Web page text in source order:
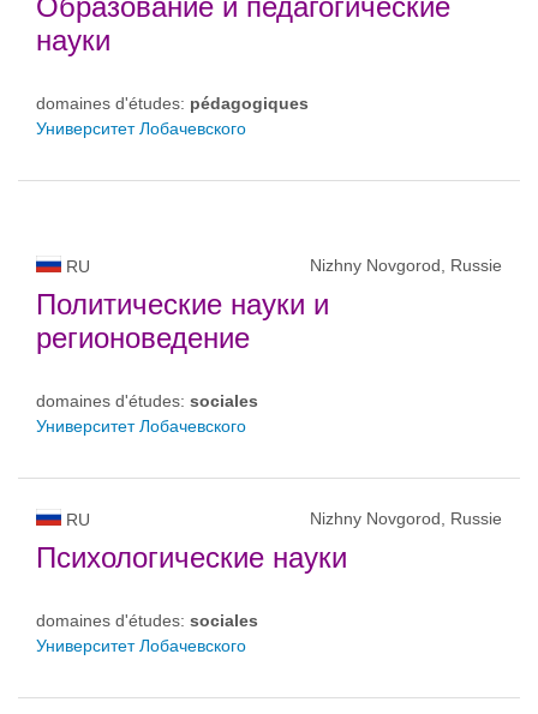
Образование и педагогические
науки
domaines d'études: pédagogiques
Университет Лобачевского
RU Nizhny Novgorod, Russie
Политические науки и
регионоведение
domaines d'études: sociales
Университет Лобачевского
RU Nizhny Novgorod, Russie
Психологические науки
domaines d'études: sociales
Университет Лобачевского